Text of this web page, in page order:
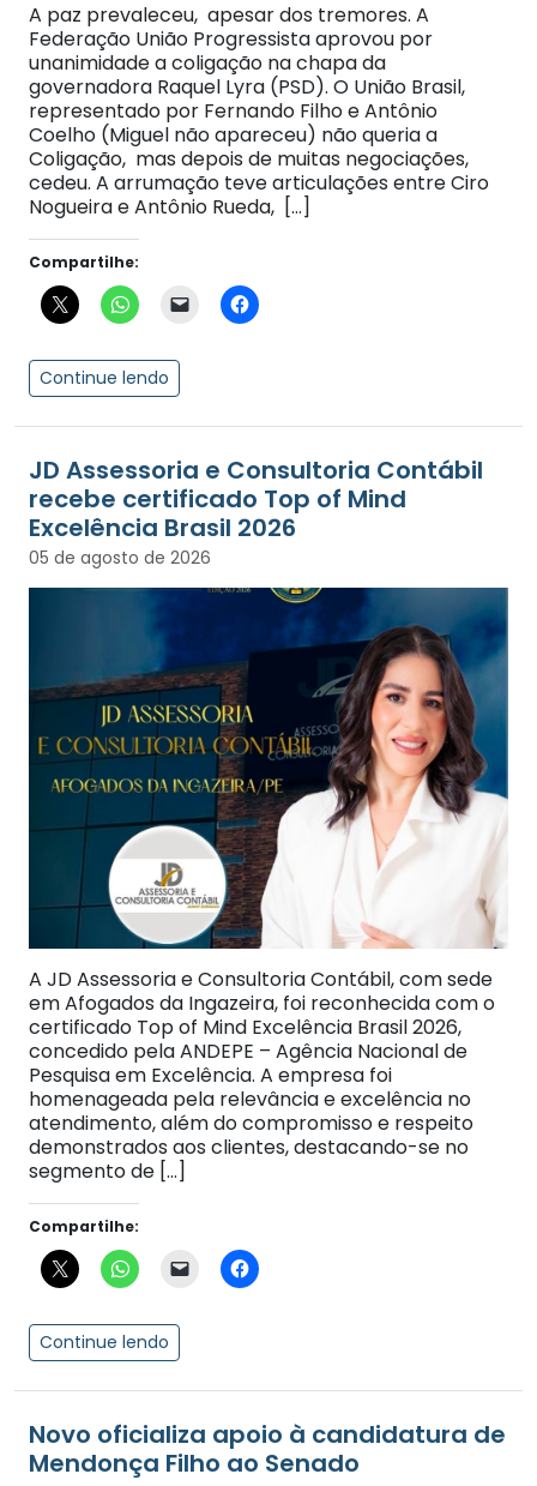
A paz prevaleceu, apesar dos tremores. A
Federação União Progressista aprovou por
unanimidade a coligação na chapa da
governadora Raquel Lyra (PSD). O União Brasil,
representado por Fernando Filho e Antônio
Coelho (Miguel não apareceu) não queria a
Coligação, mas depois de muitas negociações,
cedeu. A arrumação teve articulações entre Ciro
Nogueira e Antônio Rueda, […]
Compartilhe:
Continue lendo
JD Assessoria e Consultoria Contábil
recebe certificado Top of Mind
Excelência Brasil 2026
05 de agosto de 2026
A JD Assessoria e Consultoria Contábil, com sede
em Afogados da Ingazeira, foi reconhecida com o
certificado Top of Mind Excelência Brasil 2026,
concedido pela ANDEPE – Agência Nacional de
Pesquisa em Excelência. A empresa foi
homenageada pela relevância e excelência no
atendimento, além do compromisso e respeito
demonstrados aos clientes, destacando-se no
segmento de […]
Compartilhe:
Continue lendo
Novo oficializa apoio à candidatura de
Mendonça Filho ao Senado